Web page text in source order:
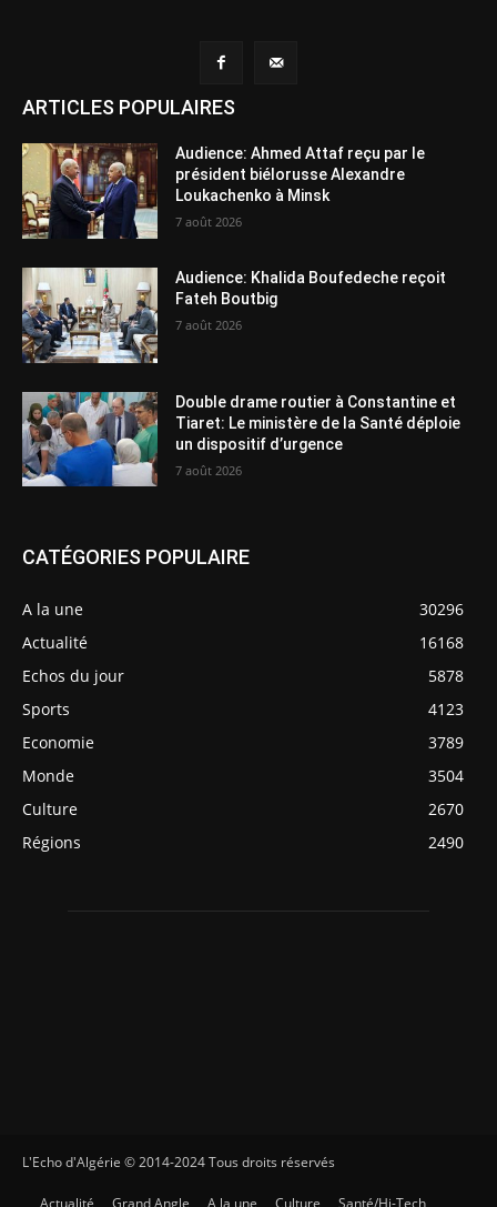
ARTICLES POPULAIRES
Audience: Ahmed Attaf reçu par le
président biélorusse Alexandre
Loukachenko à Minsk
7 août 2026
Audience: Khalida Boufedeche reçoit
Fateh Boutbig
7 août 2026
Double drame routier à Constantine et
Tiaret: Le ministère de la Santé déploie
un dispositif d’urgence
7 août 2026
CATÉGORIES POPULAIRE
A la une
30296
Actualité
16168
Echos du jour
5878
Sports
4123
Economie
3789
Monde
3504
Culture
2670
Régions
2490
L'Echo d'Algérie © 2014-2024 Tous droits réservés